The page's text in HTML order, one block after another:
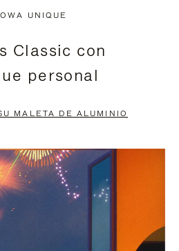
UNIQUE
Classic con
personal
MALETA DE ALUMINIO